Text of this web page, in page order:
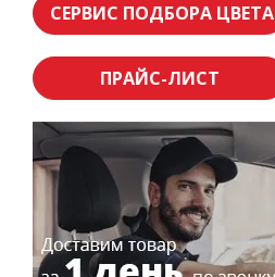
СЕРВИС ПОДБОРА ЦВЕТА
ПРАЙС-ЛИСТ